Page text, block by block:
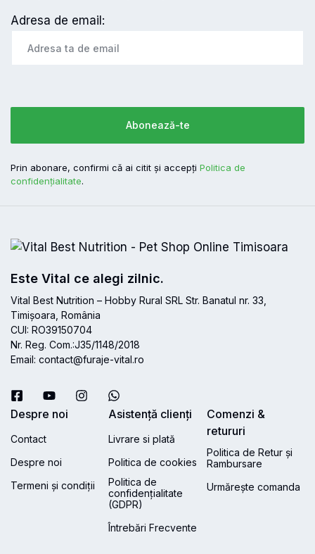
Adresa de email:
Prin abonare, confirmi că ai citit și accepți Politica de
confidențialitate.
Este Vital ce alegi zilnic.
Vital Best Nutrition – Hobby Rural SRL Str. Banatul nr. 33,
Timișoara, România
CUI: RO39150704
Nr. Reg. Com.:J35/1148/2018
Email: contact@furaje-vital.ro
Despre noi
Contact
Despre noi
Termeni și condiții
Asistență clienți
Livrare si plată
Politica de cookies
Politica de
confidențialitate
(GDPR)
Întrebări Frecvente
Comenzi &
retururi
Politica de Retur și
Rambursare
Urmărește comanda